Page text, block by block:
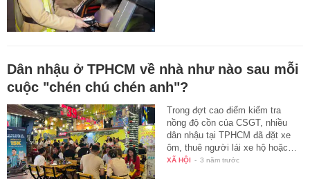
Dân nhậu ở TPHCM về nhà như nào sau mỗi
cuộc "chén chú chén anh"?
Trong đợt cao điểm kiểm tra
nồng độ cồn của CSGT, nhiều
dân nhậu tại TPHCM đã đặt xe
ôm, thuê người lái xe hộ hoặc…
XÃ HỘI - 3 năm trước